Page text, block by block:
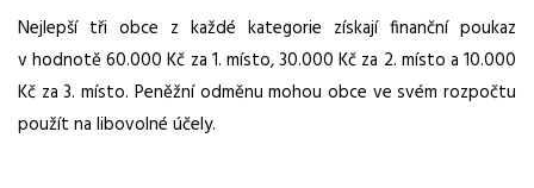
Nejlepší tři obce z každé kategorie získají finanční poukaz
v hodnotě 60.000 Kč za 1. místo, 30.000 Kč za 2. místo a 10.000
Kč za 3. místo. Peněžní odměnu mohou obce ve svém rozpočtu
použít na libovolné účely.